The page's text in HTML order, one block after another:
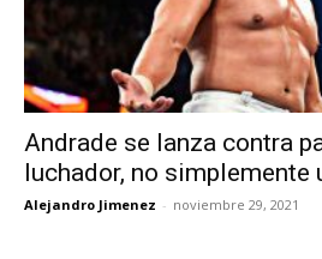
Andrade se lanza contra
luchador, no simplemente
Alejandro Jimenez - noviembre 29, 2021